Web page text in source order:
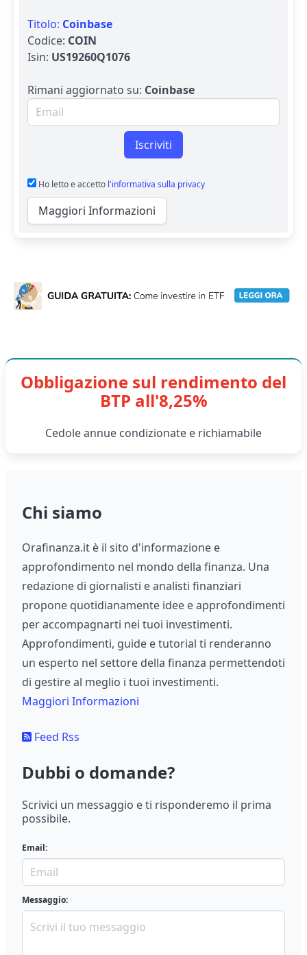
Titolo: Coinbase
Codice: COIN
Isin: US19260Q1076
Rimani aggiornato su: Coinbase
Email per newsletter
Iscriviti
Ho letto e accetto l'informativa sulla privacy
Maggiori Informazioni
Obbligazione sul rendimento del
BTP all'8,25%
Cedole annue condizionate e richiamabile
Chi siamo
Orafinanza.it è il sito d'informazione e
approfondimento nel mondo della finanza. Una
redazione di giornalisti e analisti finanziari
propone quotidianamente idee e approfondimenti
per accompagnarti nei tuoi investimenti.
Approfondimenti, guide e tutorial ti renderanno
un esperto nel settore della finanza permettendoti
di gestire al meglio i tuoi investimenti.
Maggiori Informazioni
Feed Rss
Dubbi o domande?
Scrivici un messaggio e ti risponderemo il prima
possibile.
Email:
Messaggio: